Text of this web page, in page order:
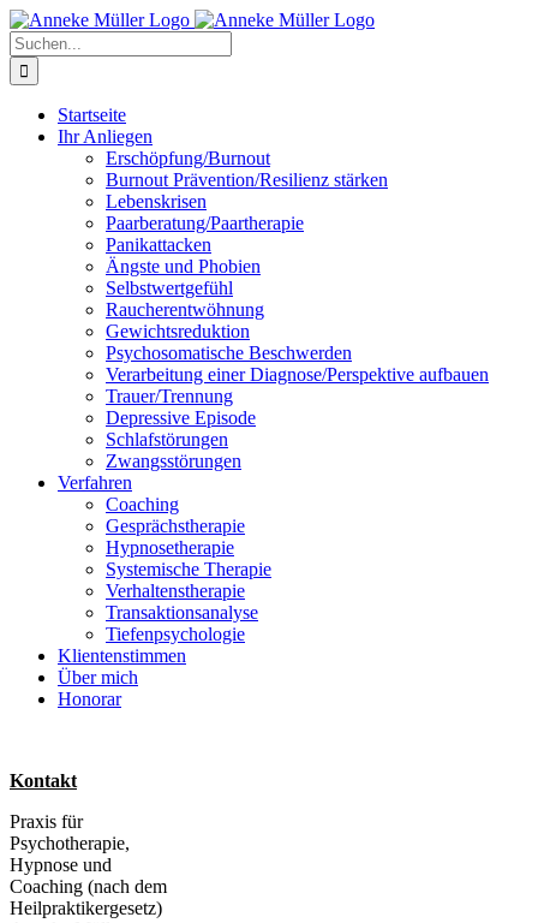
Zum
Inhalt
springen
Suche
nach:
Startseite
Ihr Anliegen
Erschöpfung/Burnout
Burnout Prävention/Resilienz stärken
Lebenskrisen
Paarberatung/Paartherapie
Panikattacken
Ängste und Phobien
Selbstwertgefühl
Raucherentwöhnung
Gewichtsreduktion
Psychosomatische Beschwerden
Verarbeitung einer Diagnose/Perspektive aufbauen
Trauer/Trennung
Depressive Episode
Schlafstörungen
Zwangsstörungen
Verfahren
Coaching
Gesprächstherapie
Hypnosetherapie
Systemische Therapie
Verhaltenstherapie
Transaktionsanalyse
Tiefenpsychologie
Klientenstimmen
Über mich
Honorar
Kontakt
Praxis für
Psychotherapie,
Hypnose und
Coaching (nach dem
Heilpraktikergesetz)